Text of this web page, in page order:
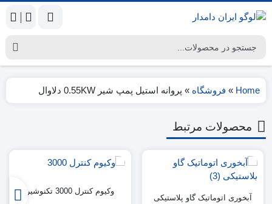
Home
» فروشگاه » پروانه استیل پمپ شیر 0.55KW دلاوال
محصولات مرتبط
آبخوری اتوماتیک گاو پلاستیکی
وکیوم کنترل 3000 تکنوشیر